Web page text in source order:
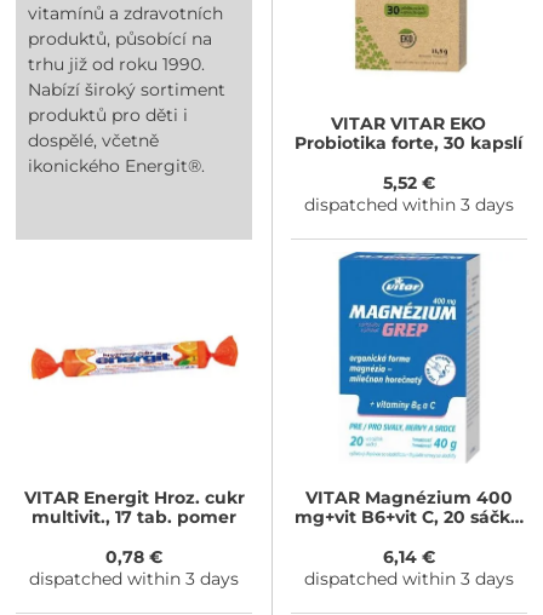
vitamínů a zdravotních
produktů, působící na
trhu již od roku 1990.
Nabízí široký sortiment
produktů pro děti i
dospělé, včetně
ikonického Energit®.
VITAR VITAR EKO
Probiotika forte, 30 kapslí
5,52 €
dispatched within 3 days
VITAREnergit Hroz. cukr
multivit., 17 tab. pomer
0,78 €
dispatched within 3 days
VITARMagnézium 400
mg+vit B6+vit C, 20 sáčků
6,14 €
dispatched within 3 days